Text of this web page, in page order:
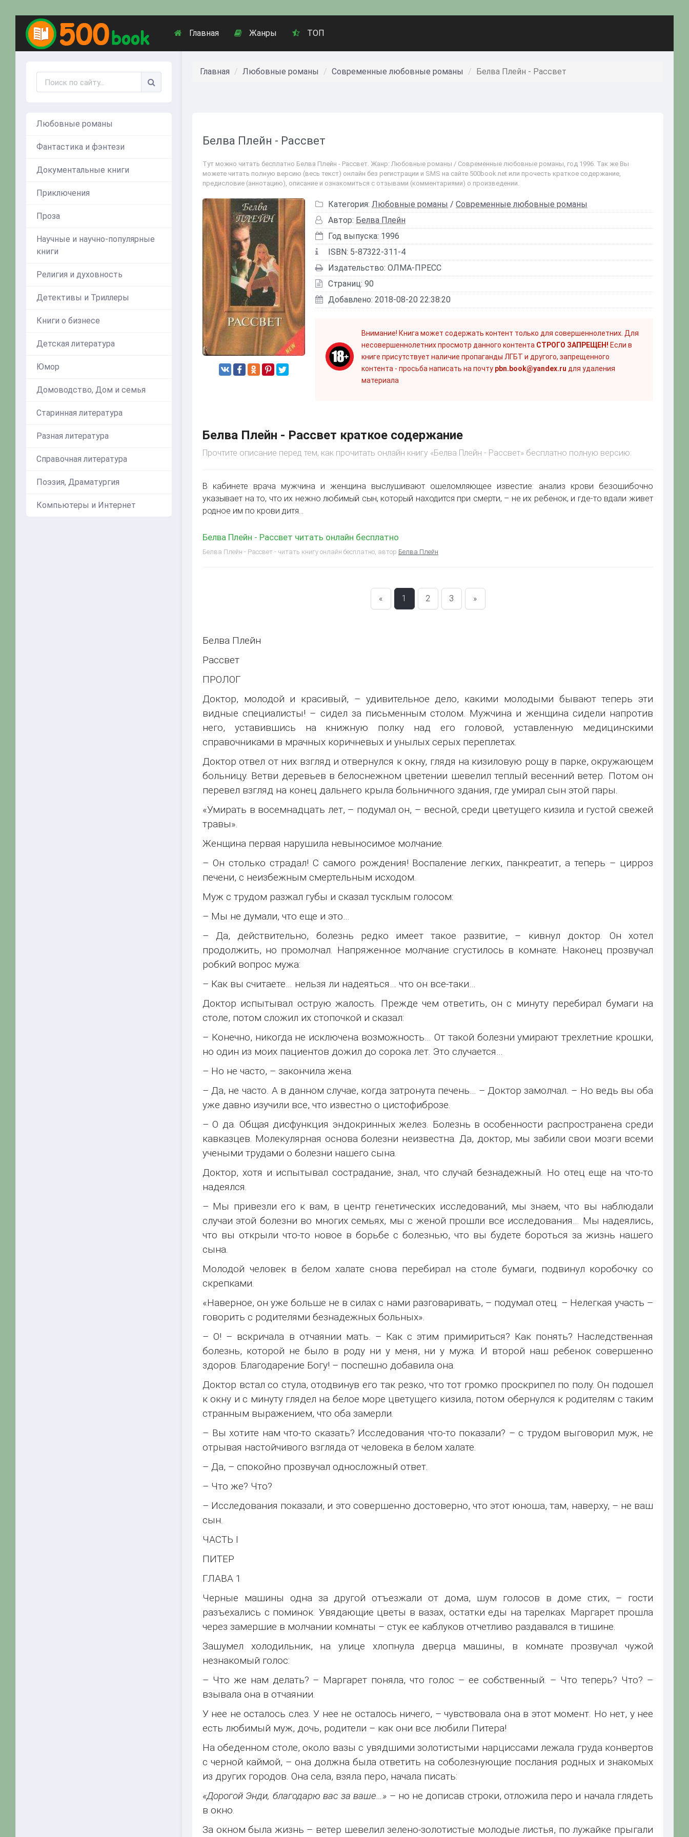
Главная Жанры ТОП
Любовные романы
Фантастика и фэнтези
Документальные книги
Приключения
Проза
Научные и научно-популярные
книги
Религия и духовность
Детективы и Триллеры
Книги о бизнесе
Детская литература
Юмор
Домоводство, Дом и семья
Старинная литература
Разная литература
Справочная литература
Поэзия, Драматургия
Компьютеры и Интернет
Главная Любовные романы Современные любовные романы Белва Плейн - Рассвет
Белва Плейн - Рассвет
Тут можно читать бесплатно Белва Плейн - Рассвет. Жанр: Любовные романы / Современные любовные романы, год 1996. Так же Вы
можете читать полную версию (весь текст) онлайн без регистрации и SMS на сайте 500book.net или прочесть краткое содержание,
предисловие (аннотацию), описание и ознакомиться с отзывами (комментариями) о произведении.
Категория: Любовные романы / Современные любовные романы
Автор: Белва Плейн
Год выпуска: 1996
ISBN: 5-87322-311-4
Издательство: ОЛМА-ПРЕСС
Страниц: 90
Добавлено: 2018-08-20 22:38:20
Внимание! Книга может содержать контент только для совершеннолетних. Для
несовершеннолетних просмотр данного контента СТРОГО ЗАПРЕЩЕН! Если в
книге присутствует наличие пропаганды ЛГБТ и другого, запрещенного
контента - просьба написать на почту pbn.book@yandex.ru для удаления
материала
Белва Плейн - Рассвет краткое содержание
Прочтите описание перед тем, как прочитать онлайн книгу «Белва Плейн - Рассвет» бесплатно полную версию:
В кабинете врача мужчина и женщина выслушивают ошеломляющее известие: анализ крови безошибочно
указывает на то, что их нежно любимый сын, который находится при смерти, – не их ребенок, и где-то вдали живет
родное им по крови дитя…
Белва Плейн - Рассвет читать онлайн бесплатно
Белва Плейн - Рассвет - читать книгу онлайн бесплатно, автор Белва Плейн
« 1 2 3 »
Белва Плейн
Рассвет
ПРОЛОГ
Доктор, молодой и красивый, – удивительное дело, какими молодыми бывают теперь эти
видные специалисты! – сидел за письменным столом. Мужчина и женщина сидели напротив
него, уставившись на книжную полку над его головой, уставленную медицинскими
справочниками в мрачных коричневых и унылых серых переплетах.
Доктор отвел от них взгляд и отвернулся к окну, глядя на кизиловую рощу в парке, окружающем
больницу. Ветви деревьев в белоснежном цветении шевелил теплый весенний ветер. Потом он
перевел взгляд на конец дальнего крыла больничного здания, где умирал сын этой пары.
«Умирать в восемнадцать лет, – подумал он, – весной, среди цветущего кизила и густой свежей
травы».
Женщина первая нарушила невыносимое молчание.
– Он столько страдал! С самого рождения! Воспаление легких, панкреатит, а теперь – цирроз
печени, с неизбежным смертельным исходом.
Муж с трудом разжал губы и сказал тусклым голосом:
– Мы не думали, что еще и это…
– Да, действительно, болезнь редко имеет такое развитие, – кивнул доктор. Он хотел
продолжить, но промолчал. Напряженное молчание сгустилось в комнате. Наконец прозвучал
робкий вопрос мужа:
– Как вы считаете… нельзя ли надеяться… что он все-таки…
Доктор испытывал острую жалость. Прежде чем ответить, он с минуту перебирал бумаги на
столе, потом сложил их стопочкой и сказал:
– Конечно, никогда не исключена возможность… От такой болезни умирают трехлетние крошки,
но один из моих пациентов дожил до сорока лет. Это случается…
– Но не часто, – закончила жена.
– Да, не часто. А в данном случае, когда затронута печень… – Доктор замолчал. – Но ведь вы оба
уже давно изучили все, что известно о цистофиброзе.
– О да. Общая дисфункция эндокринных желез. Болезнь в особенности распространена среди
кавказцев. Молекулярная основа болезни неизвестна. Да, доктор, мы забили свои мозги всеми
учеными трудами о болезни нашего сына.
Доктор, хотя и испытывал сострадание, знал, что случай безнадежный. Но отец еще на что-то
надеялся.
– Мы привезли его к вам, в центр генетических исследований, мы знаем, что вы наблюдали
случаи этой болезни во многих семьях, мы с женой прошли все исследования… Мы надеялись,
что вы открыли что-то новое в борьбе с болезнью, что вы будете бороться за жизнь нашего
сына.
Молодой человек в белом халате снова перебирал на столе бумаги, подвинул коробочку со
скрепками.
«Наверное, он уже больше не в силах с нами разговаривать, – подумал отец. – Нелегкая участь –
говорить с родителями безнадежных больных».
– О! – вскричала в отчаянии мать. – Как с этим примириться? Как понять? Наследственная
болезнь, которой не было в роду ни у меня, ни у мужа. И второй наш ребенок совершенно
здоров. Благодарение Богу! – поспешно добавила она.
Доктор встал со стула, отодвинув его так резко, что тот громко проскрипел по полу. Он подошел
к окну и с минуту глядел на белое море цветущего кизила, потом обернулся к родителям с таким
странным выражением, что оба замерли.
– Вы хотите нам что-то сказать? Исследования что-то показали? – с трудом выговорил муж, не
отрывая настойчивого взгляда от человека в белом халате.
– Да, – спокойно прозвучал односложный ответ.
– Что же? Что?
– Исследования показали, и это совершенно достоверно, что этот юноша, там, наверху, – не ваш
сын.
ЧАСТЬ I
ПИТЕР
ГЛАВА 1
Черные машины одна за другой отъезжали от дома, шум голосов в доме стих, – гости
разъехались с поминок. Увядающие цветы в вазах, остатки еды на тарелках. Маргарет прошла
через замершие в молчании комнаты – стук ее каблуков отчетливо раздавался в тишине.
Зашумел холодильник, на улице хлопнула дверца машины, в комнате прозвучал чужой
незнакомый голос:
– Что же нам делать? – Маргарет поняла, что голос – ее собственный. – Что теперь? Что? –
взывала она в отчаянии.
У нее не осталось слез. У нее не осталось ничего, – чувствовала она в этот момент. Но нет, у нее
есть любимый муж, дочь, родители – как они все любили Питера!
На обеденном столе, около вазы с увядшими золотистыми нарциссами лежала груда конвертов
с черной каймой, – она должна была ответить на соболезнующие послания родных и знакомых
из других городов. Она села, взяла перо, начала писать:
«Дорогой Энди, благодарю вас за ваше…» – но не дописав строки, отложила перо и начала глядеть
в окно.
За окном была жизнь – ветер шевелил зелено-золотистые молодые листья, по лужайке прыгали